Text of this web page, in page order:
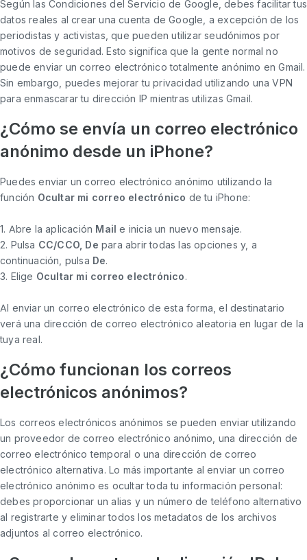
Según las Condiciones del Servicio de Google, debes facilitar tus
datos reales al crear una cuenta de Google, a excepción de los
periodistas y activistas, que pueden utilizar seudónimos por
motivos de seguridad. Esto significa que la gente normal no
puede enviar un correo electrónico totalmente anónimo en Gmail.
Sin embargo, puedes mejorar tu privacidad utilizando una VPN
para enmascarar tu dirección IP mientras utilizas Gmail.
¿Cómo se envía un correo electrónico
anónimo desde un iPhone?
Puedes enviar un correo electrónico anónimo utilizando la
función Ocultar mi correo electrónico de tu iPhone:
1. Abre la aplicación Mail e inicia un nuevo mensaje.
2. Pulsa CC/CCO, De para abrir todas las opciones y, a
continuación, pulsa De.
3. Elige Ocultar mi correo electrónico.
Al enviar un correo electrónico de esta forma, el destinatario
verá una dirección de correo electrónico aleatoria en lugar de la
tuya real.
¿Cómo funcionan los correos
electrónicos anónimos?
Los correos electrónicos anónimos se pueden enviar utilizando
un proveedor de correo electrónico anónimo, una dirección de
correo electrónico temporal o una dirección de correo
electrónico alternativa. Lo más importante al enviar un correo
electrónico anónimo es ocultar toda tu información personal:
debes proporcionar un alias y un número de teléfono alternativo
al registrarte y eliminar todos los metadatos de los archivos
adjuntos al correo electrónico.